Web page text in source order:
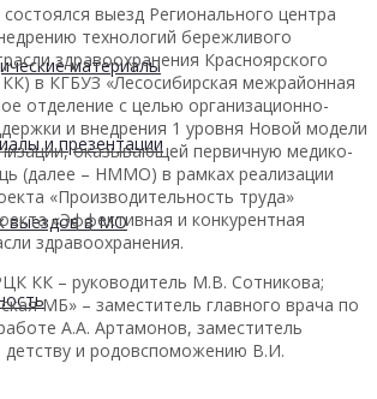
материалы
и презентации
выездов в МО
выезд Регионального центра
технологий бережливого
здравоохранения Красноярского
в КГБУЗ «Лесосибирская межрайонная
отделение с целью организационно-
и внедрения 1 уровня Новой модели
оказывающей первичную медико-
(далее – НММО) в рамках реализации
«Производительность труда»
«Эффективная и конкурентная
здравоохранения.
КК – руководитель М.В. Сотникова;
МБ» – заместитель главного врача по
А.А. Артамонов, заместитель
детству и родовспоможению В.И.